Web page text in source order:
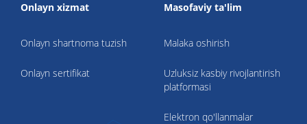
Onlayn xizmat
Onlayn shartnoma tuzish
Onlayn sertifikat
Masofaviy ta'lim
Malaka oshirish
Uzluksiz kasbiy rivojlantirish
platformasi
Elektron qo'llanmalar